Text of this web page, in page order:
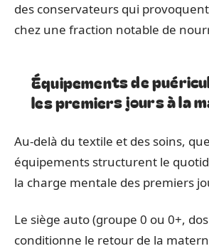
des conservateurs qui
chez une fraction notable de
Équipements de
les premiers jours à la
Au-delà du textile et des soins,
équipements structurent le
la charge mentale des premiers
Le siège auto (groupe 0 ou 0+,
conditionne le retour de la